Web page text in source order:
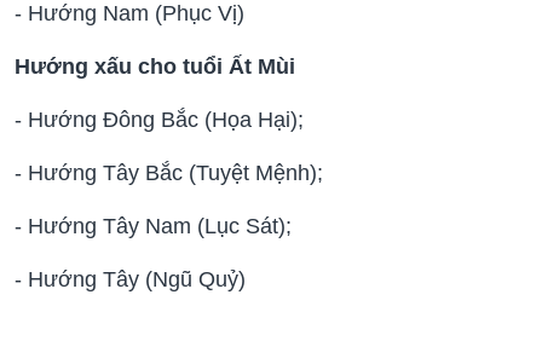
- Hướng Nam (Phục Vị)
Hướng xấu cho tuổi Ất Mùi
- Hướng Đông Bắc (Họa Hại);
- Hướng Tây Bắc (Tuyệt Mệnh);
- Hướng Tây Nam (Lục Sát);
- Hướng Tây (Ngũ Quỷ)